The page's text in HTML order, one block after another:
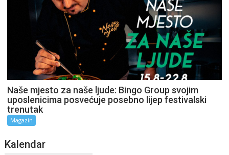
Naše mjesto za naše ljude: Bingo Group svojim
uposlenicima posvećuje posebno lijep festivalski
trenutak
Magazin
Kalendar